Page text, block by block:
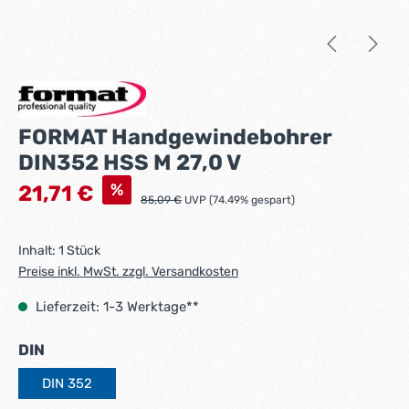
FORMAT Handgewindebohrer
DIN352 HSS M 27,0 V
Verkaufspreis:
21,71 € % Regulärer Preis:
85,09 € UVP (74.49% gespart)
Inhalt: 1 Stück
Preise inkl. MwSt. zzgl. Versandkosten
Lieferzeit: 1-3 Werktage**
DIN
DIN 352